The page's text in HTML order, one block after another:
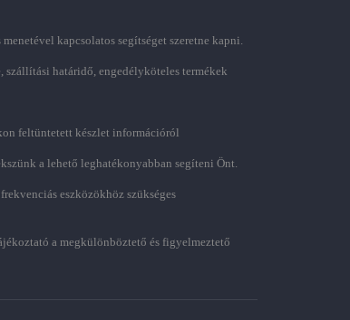
kapcsolatos segítséget szeretne kapni.
szállítási határidő, engedélyköteles termékek
feltüntetett készlet információról
a lehető leghatékonyabban segíteni Önt.
eszközökhöz szükséges
a megkülönböztető és figyelmeztető